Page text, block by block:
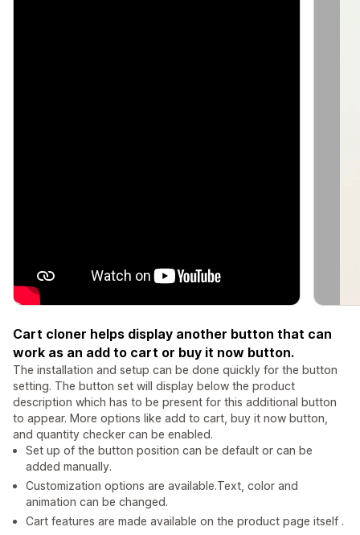
Cart cloner helps display another button that can
work as an add to cart or buy it now button.
The installation and setup can be done quickly for the button
setting. The button set will display below the product
description which has to be present for this additional button
to appear. More options like add to cart, buy it now button,
and quantity checker can be enabled.
Set up of the button position can be default or can be
added manually.
Customization options are available.Text, color and
animation can be changed.
Cart features are made available on the product page itself .